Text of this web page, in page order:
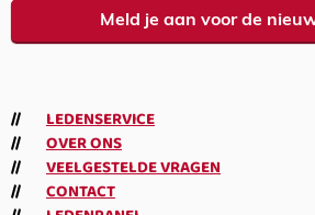
Meld je aan voor de
LEDENSERVICE
OVER ONS
VEELGESTELDE VRAGEN
CONTACT